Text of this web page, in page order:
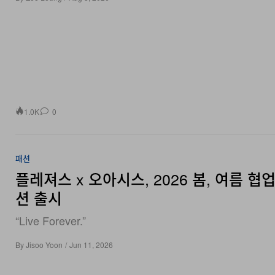
1.0K 0
패션
플레져스 x 오아시스, 2026 봄, 여름 협
션 출시
“Live Forever.”
ByJisoo Yoon / Jun 11, 2026